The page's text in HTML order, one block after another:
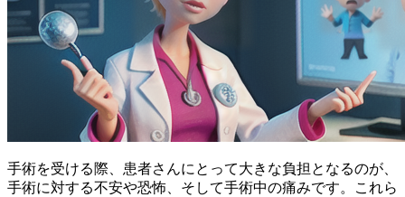
手術を受ける際、患者さんにとって大きな負担となるのが、
手術に対する不安や恐怖、そして手術中の痛みです。これら